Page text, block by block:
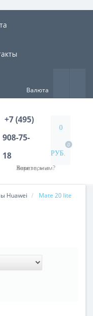
×
Валюта
+7 (495)
908-75-
18
Хотите, мы Вам перезвоним?
0
РУБ.
0
Huawei Mate 20 lite